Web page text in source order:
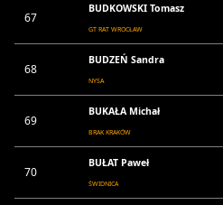
67
BUDKOWSKI Tomasz
GT RAT WROCŁAW
68
BUDZEŃ Sandra
NYSA
69
BUKAŁA Michał
BRAK KRAKÓW
70
BUŁAT Paweł
ŚWIDNICA